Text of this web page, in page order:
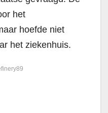
het
hoefde niet
het ziekenhuis.